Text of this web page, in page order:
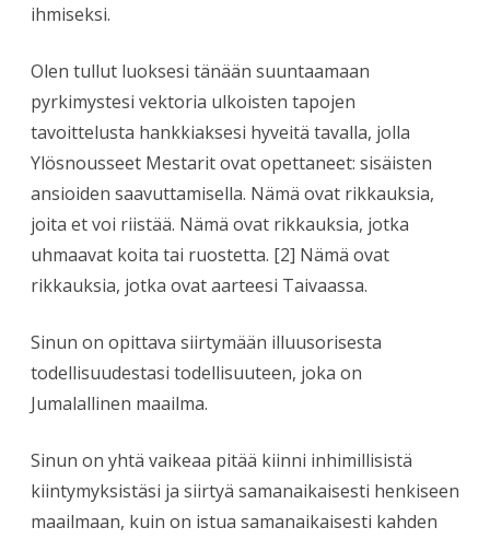
ihmiseksi.
Olen tullut luoksesi tänään suuntaamaan
pyrkimystesi vektoria ulkoisten tapojen
tavoittelusta hankkiaksesi hyveitä tavalla, jolla
Ylösnousseet Mestarit ovat opettaneet: sisäisten
ansioiden saavuttamisella. Nämä ovat rikkauksia,
joita et voi riistää. Nämä ovat rikkauksia, jotka
uhmaavat koita tai ruostetta. [2] Nämä ovat
rikkauksia, jotka ovat aarteesi Taivaassa.
Sinun on opittava siirtymään illuusorisesta
todellisuudestasi todellisuuteen, joka on
Jumalallinen maailma.
Sinun on yhtä vaikeaa pitää kiinni inhimillisistä
kiintymyksistäsi ja siirtyä samanaikaisesti henkiseen
maailmaan, kuin on istua samanaikaisesti kahden